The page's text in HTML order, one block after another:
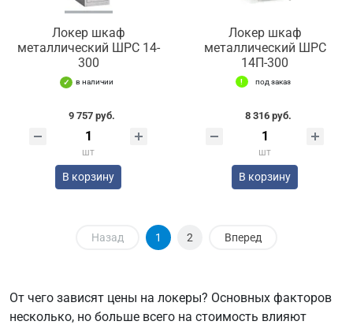
Локер шкаф
металлический ШРС 14-
300
в наличии
9 757 руб.
шт
В корзину
Локер шкаф
металлический ШРС
14П-300
под заказ
8 316 руб.
шт
В корзину
Назад 1 2 Вперед
От чего зависят цены на локеры? Основных факторов
несколько, но больше всего на стоимость влияют